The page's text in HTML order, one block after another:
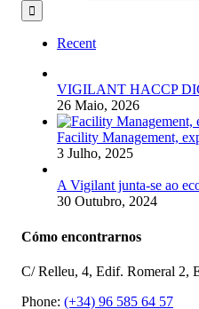
Recent
VIGILANT HACCP
26 Maio, 2026
Facility Management,
3 Julho, 2025
A Vigilant junta-se ao
30 Outubro, 2024
Cómo encontrarnos
C/ Relleu, 4, Edif. Romeral 2,
Phone: (+34) 96 585 64 57